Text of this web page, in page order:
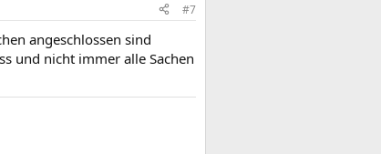
#7
angeschlossen sind
und nicht immer alle Sachen